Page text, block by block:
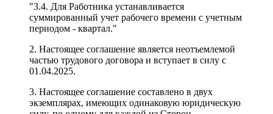
"3.4. Для Работника устанавливается
суммированный учет рабочего времени с учетным
периодом - квартал."
2. Настоящее соглашение является неотъемлемой
частью трудового договора и вступает в силу с
01.04.2025.
3. Настоящее соглашение составлено в двух
экземплярах, имеющих одинаковую юридическую